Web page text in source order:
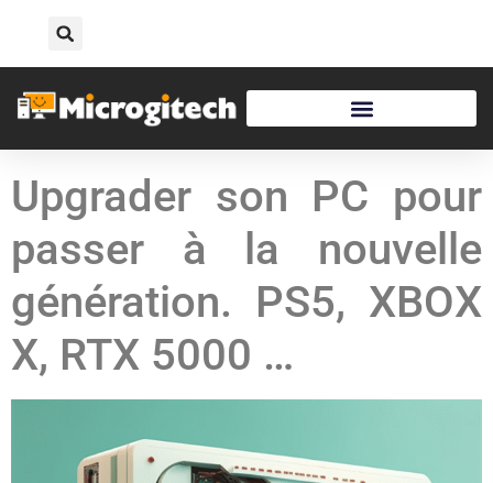
Upgrader son PC pour
passer à la nouvelle
génération. PS5, XBOX
X, RTX 5000 …